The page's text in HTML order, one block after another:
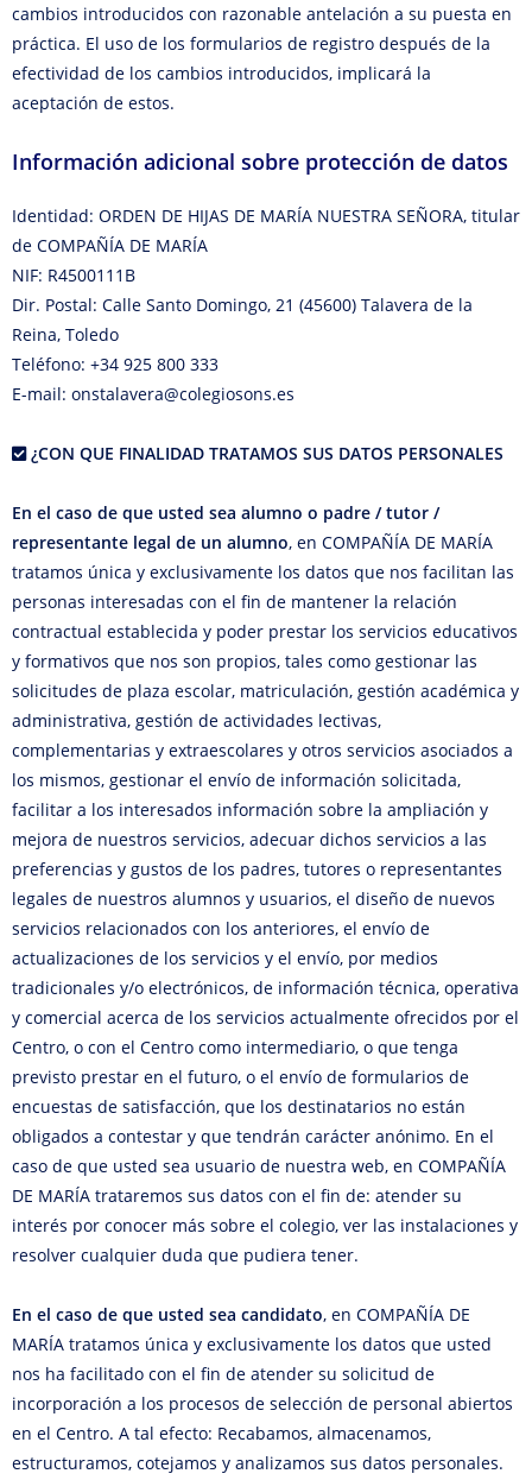
cambios introducidos con razonable antelación a su puesta en
práctica. El uso de los formularios de registro después de la
efectividad de los cambios introducidos, implicará la
aceptación de estos.
Información adicional sobre protección de datos
Identidad: ORDEN DE HIJAS DE MARÍA NUESTRA SEÑORA, titular
de COMPAÑÍA DE MARÍA
NIF: R4500111B
Dir. Postal: Calle Santo Domingo, 21 (45600) Talavera de la
Reina, Toledo
Teléfono: +34 925 800 333
E-mail: onstalavera@colegiosons.es
¿CON QUE FINALIDAD TRATAMOS SUS DATOS PERSONALES
En el caso de que usted sea alumno o padre / tutor /
representante legal de un alumno, en COMPAÑÍA DE MARÍA
tratamos única y exclusivamente los datos que nos facilitan las
personas interesadas con el fin de mantener la relación
contractual establecida y poder prestar los servicios educativos
y formativos que nos son propios, tales como gestionar las
solicitudes de plaza escolar, matriculación, gestión académica y
administrativa, gestión de actividades lectivas,
complementarias y extraescolares y otros servicios asociados a
los mismos, gestionar el envío de información solicitada,
facilitar a los interesados información sobre la ampliación y
mejora de nuestros servicios, adecuar dichos servicios a las
preferencias y gustos de los padres, tutores o representantes
legales de nuestros alumnos y usuarios, el diseño de nuevos
servicios relacionados con los anteriores, el envío de
actualizaciones de los servicios y el envío, por medios
tradicionales y/o electrónicos, de información técnica, operativa
y comercial acerca de los servicios actualmente ofrecidos por el
Centro, o con el Centro como intermediario, o que tenga
previsto prestar en el futuro, o el envío de formularios de
encuestas de satisfacción, que los destinatarios no están
obligados a contestar y que tendrán carácter anónimo. En el
caso de que usted sea usuario de nuestra web, en COMPAÑÍA
DE MARÍA trataremos sus datos con el fin de: atender su
interés por conocer más sobre el colegio, ver las instalaciones y
resolver cualquier duda que pudiera tener.
En el caso de que usted sea candidato, en COMPAÑÍA DE
MARÍA tratamos única y exclusivamente los datos que usted
nos ha facilitado con el fin de atender su solicitud de
incorporación a los procesos de selección de personal abiertos
en el Centro. A tal efecto: Recabamos, almacenamos,
estructuramos, cotejamos y analizamos sus datos personales.